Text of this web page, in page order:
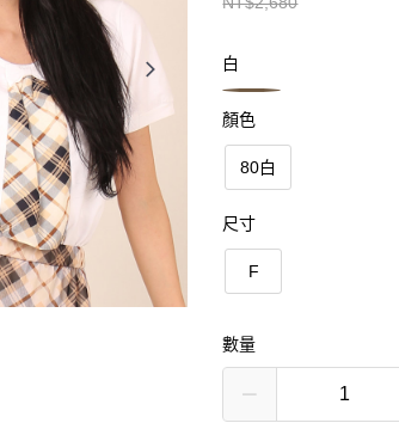
白
顏色
80白
尺寸
F
數量